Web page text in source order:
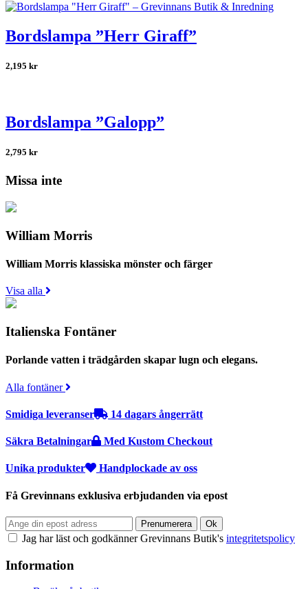
Bordslampa ”Herr Giraff”
2,195 kr
Bordslampa ”Galopp”
2,795 kr
Missa inte
William Morris
William Morris klassiska mönster och färger
Visa alla
Italienska Fontäner
Porlande vatten i trädgården skapar lugn och elegans.
Alla fontäner
Smidiga leveranser 14 dagars ångerrätt
Säkra Betalningar Med Kustom Checkout
Unika produkter Handplockade av oss
Få Grevinnans exklusiva erbjudanden via epost
Jag har läst och godkänner Grevinnans Butik's integritetspolicy
Information